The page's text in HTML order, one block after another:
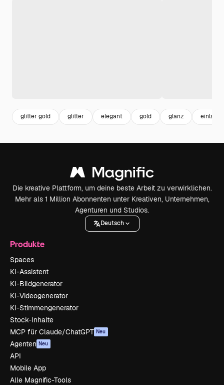
glitter gold glitter elegant gold glanz
Die kreative Plattform, um deine beste Arbeit zu verwirklichen.
Mehr als 1 Million Abonnenten unter Kreativen, Unternehmen,
Agenturen und Studios.
Deutsch
Produkte
Spaces
KI-Assistent
KI-Bildgenerator
KI-Videogenerator
KI-Stimmengenerator
Stock-Inhalte
MCP für Claude/ChatGPT Neu
Agenten Neu
API
Mobile App
Alle Magnific-Tools